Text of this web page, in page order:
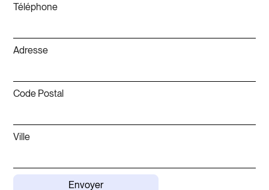
Téléphone
Adresse
Code Postal
Ville